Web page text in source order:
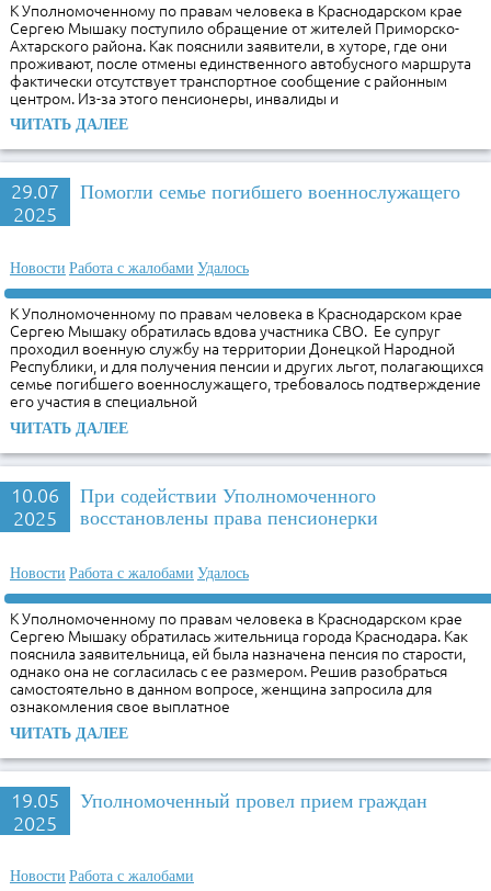
К Уполномоченному по правам человека в Краснодарском крае
Сергею Мышаку поступило обращение от жителей Приморско-
Ахтарского района. Как пояснили заявители, в хуторе, где они
проживают, после отмены единственного автобусного маршрута
фактически отсутствует транспортное сообщение с районным
центром. Из-за этого пенсионеры, инвалиды и
ЧИТАТЬ ДАЛЕЕ
29.07
2025
Помогли семье погибшего военнослужащего
Новости Работа с жалобами Удалось
К Уполномоченному по правам человека в Краснодарском крае
Сергею Мышаку обратилась вдова участника СВО. Ее супруг
проходил военную службу на территории Донецкой Народной
Республики, и для получения пенсии и других льгот, полагающихся
семье погибшего военнослужащего, требовалось подтверждение
его участия в специальной
ЧИТАТЬ ДАЛЕЕ
10.06
2025
При содействии Уполномоченного
восстановлены права пенсионерки
Новости Работа с жалобами Удалось
К Уполномоченному по правам человека в Краснодарском крае
Сергею Мышаку обратилась жительница города Краснодара. Как
пояснила заявительница, ей была назначена пенсия по старости,
однако она не согласилась с ее размером. Решив разобраться
самостоятельно в данном вопросе, женщина запросила для
ознакомления свое выплатное
ЧИТАТЬ ДАЛЕЕ
19.05
2025
Уполномоченный провел прием граждан
Новости Работа с жалобами